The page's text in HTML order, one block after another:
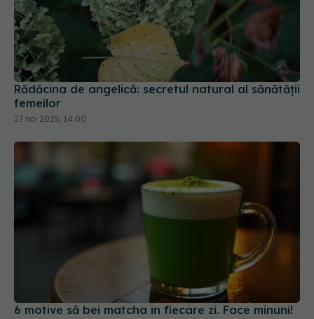
Rădăcina de angelică: secretul natural al sănătății
femeilor
27 noi 2025, 14:00
6 motive să bei matcha în fiecare zi. Face minuni!